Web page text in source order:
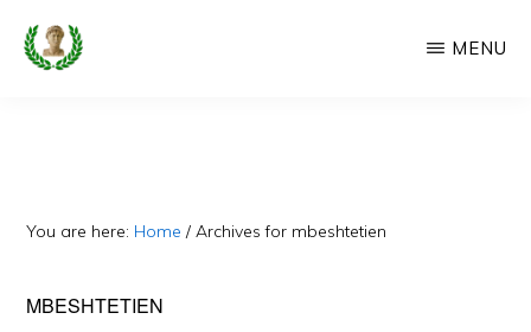
Skip
Faqe
Dedikuar
MENU
You are here: Home / Archives for mbeshtetien
MBESHTETIEN